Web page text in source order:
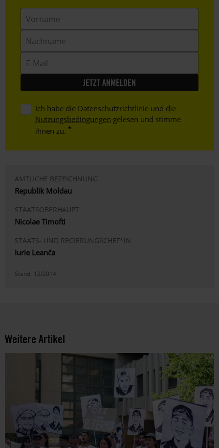
Mail
Ich habe die Datenschutzrichtlinie und die
Nutzungsbedingungen gelesen und stimme
ihnen zu.
AMTLICHE BEZEICHNUNG
Republik Moldau
STAATSOBERHAUPT
Nicolae Timofti
STAATS- UND REGIERUNGSCHEF*IN
Iurie Leanča
Stand: 12/2014
Weitere Artikel